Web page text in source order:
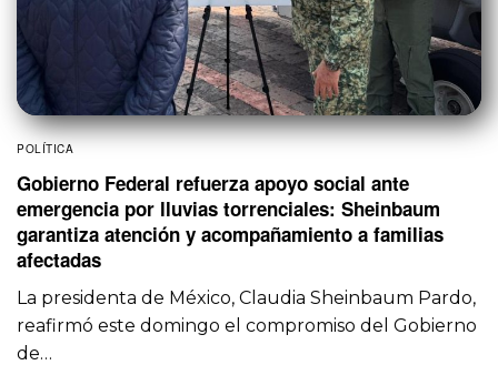
POLÍTICA
Gobierno Federal refuerza apoyo social ante
emergencia por lluvias torrenciales: Sheinbaum
garantiza atención y acompañamiento a familias
afectadas
La presidenta de México, Claudia Sheinbaum Pardo,
reafirmó este domingo el compromiso del Gobierno
de…